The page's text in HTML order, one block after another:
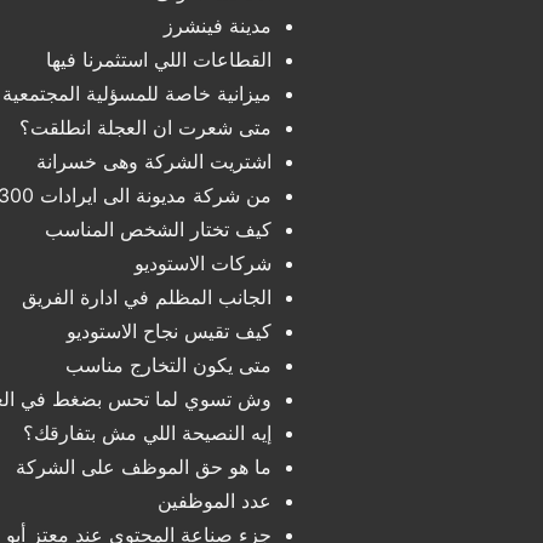
مدينة فينشرز
القطاعات اللي استثمرنا فيها
ميزانية خاصة للمسؤلية المجتمعية
متى شعرت ان العجلة انطلقت؟
اشتريت الشركة وهى خسرانة
من شركة مديونة الى ايرادات 300 مليون
كيف تختار الشخص المناسب
شركات الاستوديو
الجانب المظلم في ادارة الفريق
كيف تقيس نجاح الاستوديو
متى يكون التخارج مناسب
وش تسوي لما تحس بضغط في
إيه النصيحة اللي مش بتفارقك؟
ما هو حق الموظف على الشركة
عدد الموظفين
جزء صناعة المحتوى عند معتز